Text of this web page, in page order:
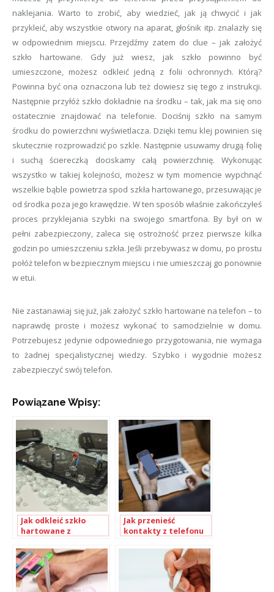
naklejania. Warto to zrobić, aby wiedzieć, jak ją chwycić i jak
przykleić, aby wszystkie otwory na aparat, głośnik itp. znalazły się
w odpowiednim miejscu. Przejdźmy zatem do clue – jak założyć
szkło hartowane. Gdy już wiesz, jak szkło powinno być
umieszczone, możesz odkleić jedną z folii ochronnych. Którą?
Powinna być ona oznaczona lub też dowiesz się tego z instrukcji.
Następnie przyłóż szkło dokładnie na środku – tak, jak ma się ono
ostatecznie znajdować na telefonie. Dociśnij szkło na samym
środku do powierzchni wyświetlacza. Dzięki temu klej powinien się
skutecznie rozprowadzić po szkle. Następnie usuwamy drugą folię
i suchą ściereczką dociskamy całą powierzchnię. Wykonując
wszystko w takiej kolejności, możesz w tym momencie wypchnąć
wszelkie bąble powietrza spod szkła hartowanego, przesuwając je
od środka poza jego krawędzie. W ten sposób właśnie zakończyłeś
proces przyklejania szybki na swojego smartfona. By był on w
pełni zabezpieczony, zaleca się ostrożność przez pierwsze kilka
godzin po umieszczeniu szkła. Jeśli przebywasz w domu, po prostu
połóż telefon w bezpiecznym miejscu i nie umieszczaj go ponownie
w etui.
Nie zastanawiaj się już, jak założyć szkło hartowane na telefon – to
naprawdę proste i możesz wykonać to samodzielnie w domu.
Potrzebujesz jedynie odpowiedniego przygotowania, nie wymaga
to żadnej specjalistycznej wiedzy. Szybko i wygodnie możesz
zabezpieczyć swój telefon.
Powiązane Wpisy:
Jak odkleić szkło
hartowane z
Jak przenieść
kontakty z telefonu